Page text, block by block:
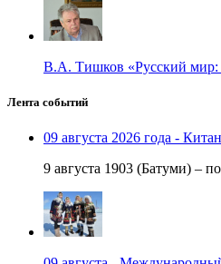
В.А. Тишков «Русский мир:
Лента событий
09 августа 2026 года -
9 августа 1903 (Батуми) –